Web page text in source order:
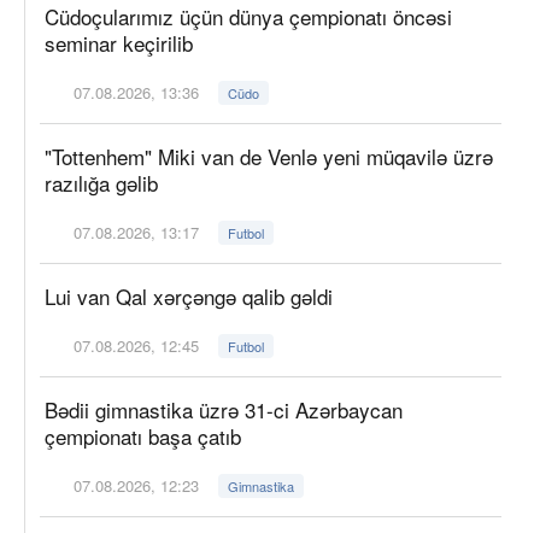
Cüdoçularımız üçün dünya çempionatı öncəsi
seminar keçirilib
07.08.2026, 13:36 Cüdo
"Tottenhem" Miki van de Venlə yeni müqavilə üzrə
razılığa gəlib
07.08.2026, 13:17 Futbol
Lui van Qal xərçəngə qalib gəldi
07.08.2026, 12:45 Futbol
Bədii gimnastika üzrə 31-ci Azərbaycan
çempionatı başa çatıb
07.08.2026, 12:23 Gimnastika